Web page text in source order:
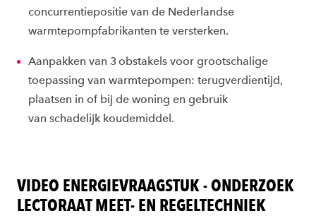
concurrentiepositie van de Nederlandse
warmtepompfabrikanten te versterken.
Aanpakken van 3 obstakels voor grootschalige
toepassing van warmtepompen: terugverdientijd,
plaatsen in of bij de woning en gebruik
van schadelijk koudemiddel.
VIDEO ENERGIEVRAAGSTUK - ONDERZOEK
LECTORAAT MEET- EN REGELTECHNIEK